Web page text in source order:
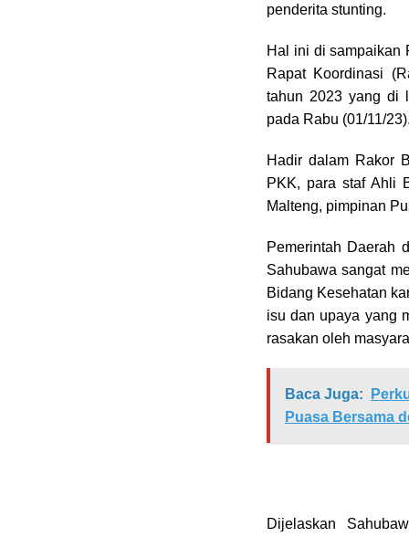
penderita stunting.
Hal ini di sampaikan
Rapat Koordinasi
tahun 2023 yang di
pada Rabu (01/11/23).
Hadir dalam Rakor
PKK, para staf Ahli
Malteng, pimpinan
Pemerintah Daerah
Sahubawa sangat
Bidang Kesehatan
isu dan upaya yang
rasakan oleh
Baca Juga:
Puasa Bersama
Dijelaskan